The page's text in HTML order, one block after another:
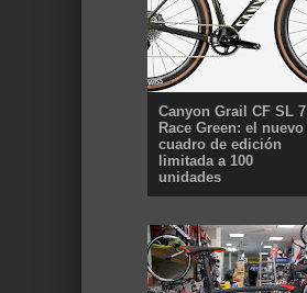
Canyon Grail CF SL 7
Race Green: el nuevo
cuadro de edición
limitada a 100
unidades